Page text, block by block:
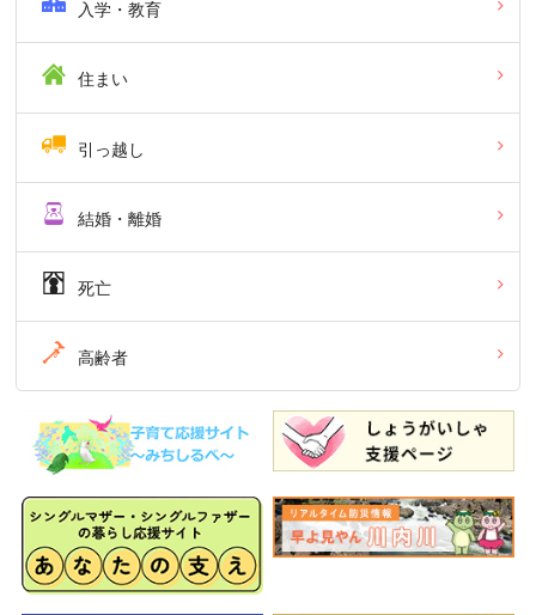
入学・教育
住まい
引っ越し
結婚・離婚
死亡
高齢者